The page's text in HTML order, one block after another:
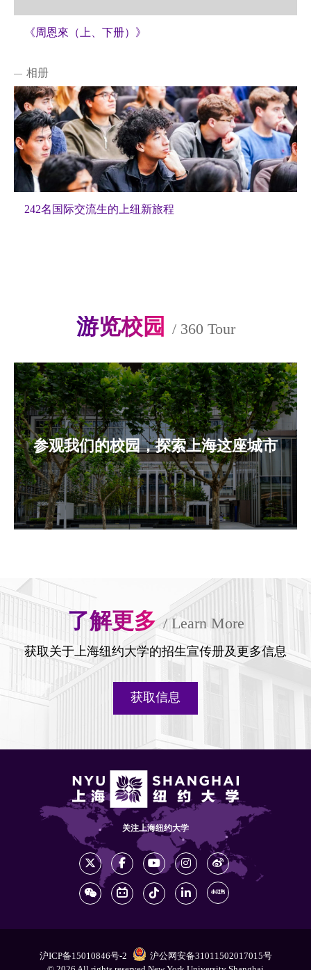
《周恩來（上、下册）》
相册
242名国际交流生的上纽新旅程
游览校园 / 360 Tour
参观我们的校园，探索上海这座城市
了解更多 / Learn More
获取关于上海纽约大学的招生宣传册及更多信息
获取信息
关注上海纽约大学
沪ICP备15010846号-2
沪公网安备31011502017015号